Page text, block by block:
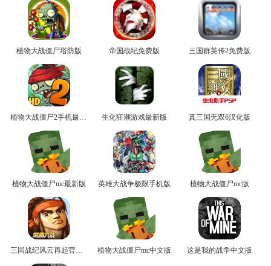
植物大战僵尸塔防版 帝国战纪免费版 三国群英传2免费版
植物大战僵尸2手机最新版 生化狂潮游戏最新版 真三国无双6汉化版
植物大战僵尸mc最新版 英雄大战争极限手机版 植物大战僵尸mc版
三国战纪风云再起官方版 植物大战僵尸mc中文版 这是我的战争中文版